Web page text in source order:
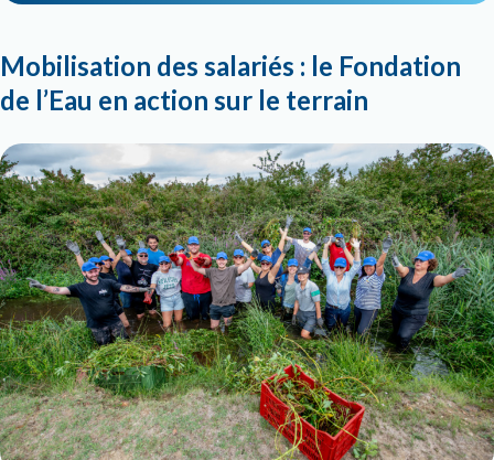
Mobilisation des salariés : le Fondation
de l’Eau en action sur le terrain